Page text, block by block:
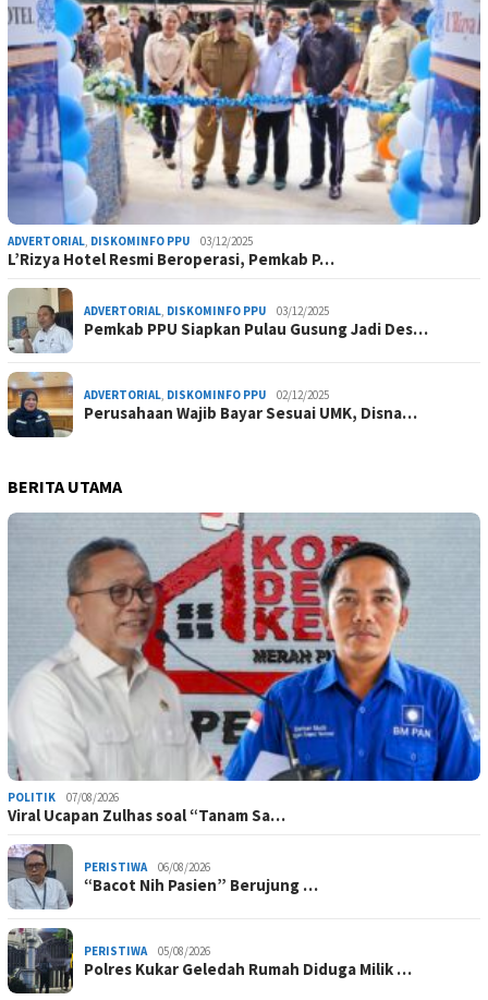
ADVERTORIAL, DISKOMINFO PPU 03/12/2025
L’Rizya Hotel Resmi Beroperasi, Pemkab P…
ADVERTORIAL, DISKOMINFO PPU 03/12/2025
Pemkab PPU Siapkan Pulau Gusung Jadi Des…
ADVERTORIAL, DISKOMINFO PPU 02/12/2025
Perusahaan Wajib Bayar Sesuai UMK, Disna…
BERITA UTAMA
POLITIK 07/08/2026
Viral Ucapan Zulhas soal “Tanam Sa…
PERISTIWA 06/08/2026
“Bacot Nih Pasien” Berujung …
PERISTIWA 05/08/2026
Polres Kukar Geledah Rumah Diduga Milik …